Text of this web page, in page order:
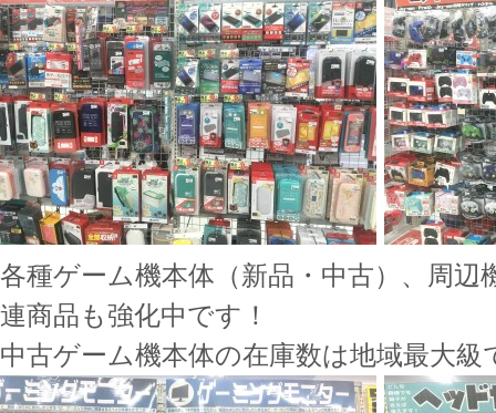
各種ゲーム機本体（新品・中古）、周
連商品も強化中です！
中古ゲーム機本体の在庫数は地域最大